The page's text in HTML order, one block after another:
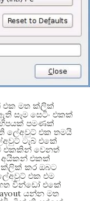
එක මත ක්ලික්
සෑම සෙටිං එකක්
පමණක්
ලේඅවුට් එක තමයි
ටැබ් එකේ
එකකින් වෙනත්
අයිකන් එකක්
කර ඔබට
එක එම
වින්ඩෝ එකේ
යන්න මත